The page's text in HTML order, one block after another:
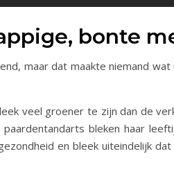
bonte
maar dat maakte niemand
veel groener te zijn dan de
bleken haar
en bleek uiteindelijk